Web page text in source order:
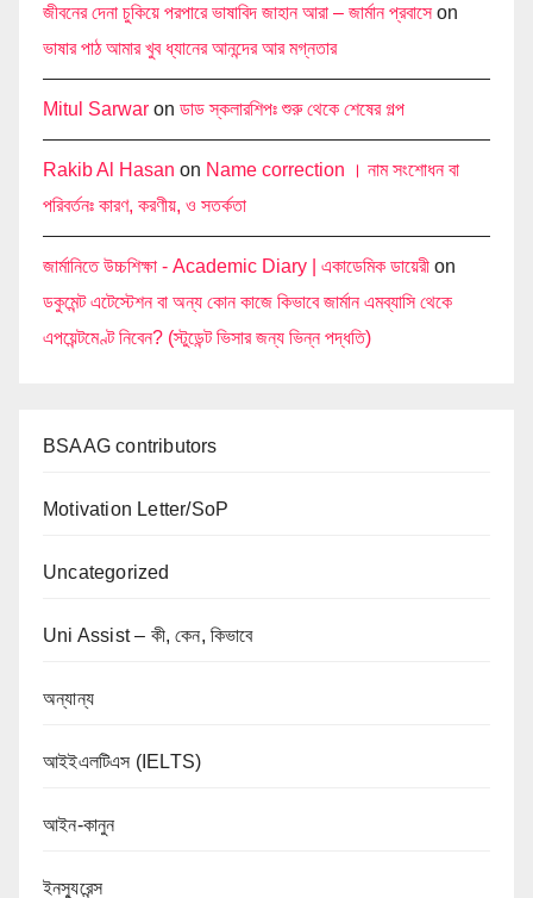
জীবনের দেনা চুকিয়ে পরপারে ভাষাবিদ জাহান আরা – জার্মান প্রবাসেon
ভাষার পাঠ আমার খুব ধ্যানের আনন্দের আর মগ্নতার
Mitul Sarwar on ডাড স্কলারশিপঃ শুরু থেকে শেষের গল্প
Rakib Al Hasan on Name correction । নাম সংশোধন বা
পরিবর্তনঃ কারণ, করণীয়, ও সতর্কতা
জার্মানিতে উচ্চশিক্ষা - Academic Diary | একাডেমিক ডায়েরী on
ডকুমেন্ট এটেস্টেশন বা অন্য কোন কাজে কিভাবে জার্মান এমব্যাসি থেকে
এপয়েন্টমেণ্ট নিবেন? (স্টুডেন্ট ভিসার জন্য ভিন্ন পদ্ধতি)
BSAAG contributors
Motivation Letter/SoP
Uncategorized
Uni Assist – কী, কেন, কিভাবে
অন্যান্য
আইইএলটিএস (IELTS)
আইন-কানুন
ইনস্যুরেন্স